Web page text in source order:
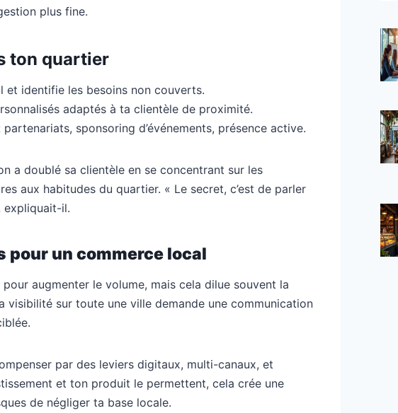
plus fine.
ton quartier
et identifie les besoins non couverts.
adaptés à ta clientèle de proximité.
sponsoring d’événements, présence active.
a doublé sa clientèle en se concentrant sur les
aux habitudes du quartier. « Le secret, c’est de parler
expliquait-il.
un commerce local
augmenter le volume, mais cela dilue souvent la
visibilité sur toute une ville demande une communication
par des leviers digitaux, multi-canaux, et
et ton produit le permettent, cela crée une
de négliger ta base locale.